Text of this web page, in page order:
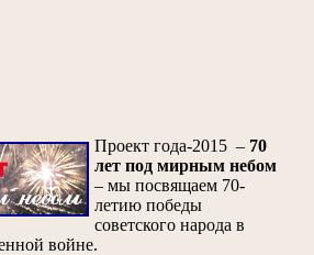
Проект года-2015 – 70
лет под мирным небом
– мы посвящаем 70-
летию победы
советского народа в
войне.